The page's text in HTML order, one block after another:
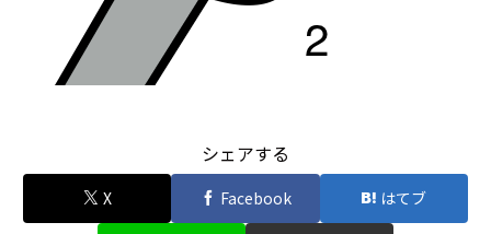
シェアする
X Facebook はてブ